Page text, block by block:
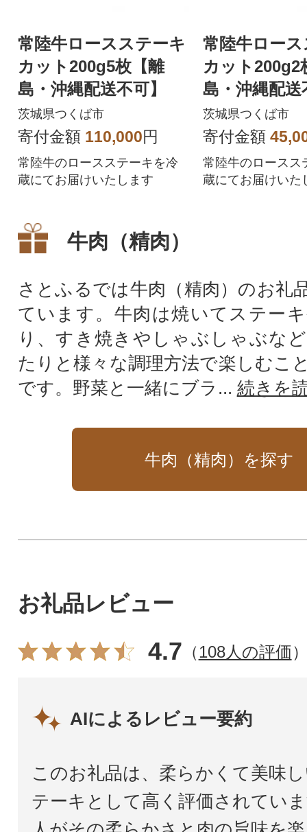
常陸牛ロースステーキ
カット200g5枚【離
島・沖縄配送不可】
茨城県つくば市
寄付金額 110,000円
常陸牛のロースステーキを冷
蔵にてお届けいたします
常陸牛ロー
カット200g2
島・沖縄配送
茨城県つくば市
寄付金額
常陸牛のロースス
蔵にてお届けいた
牛肉（精肉）
さとふるでは牛肉（精肉）のお礼
ています。牛肉は焼いてステー
り、すき焼きやしゃぶしゃぶな
たりと様々な調理方法で楽しむこ
です。野菜と一緒にブラ... 続きを
牛肉（精肉）を探す
お礼品レビュー
4.7 （108人の評価
AIによるレビュー要約
このお礼品は、柔らかくて美味
テーキとして高く評価されてい